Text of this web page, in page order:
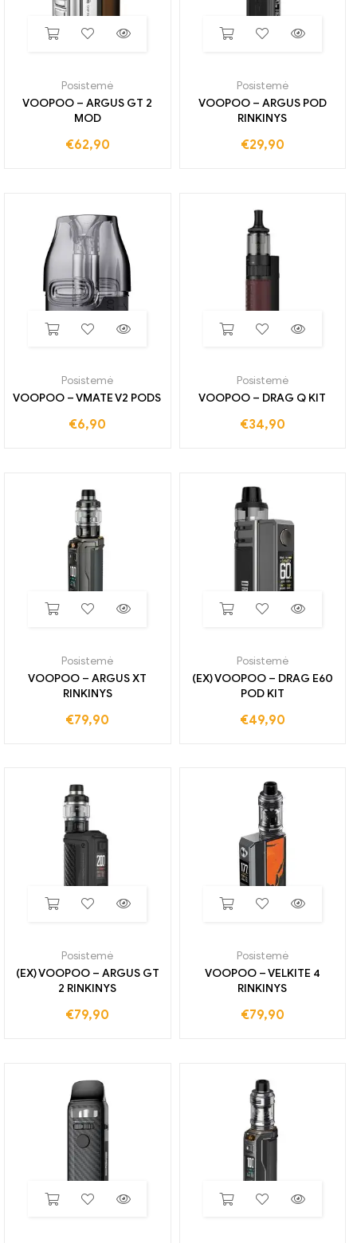
Posistemė
VOOPOO – ARGUS GT 2
MOD
€62,90
Posistemė
VOOPOO – ARGUS POD
RINKINYS
€29,90
Posistemė
VOOPOO – VMATE V2 PODS
€6,90
Posistemė
VOOPOO – DRAG Q KIT
€34,90
Posistemė
VOOPOO – ARGUS XT
RINKINYS
€79,90
Posistemė
(EX) VOOPOO – DRAG E60
POD KIT
€49,90
Posistemė
(EX) VOOPOO – ARGUS GT
2 RINKINYS
€79,90
Posistemė
VOOPOO – VELKITE 4
RINKINYS
€79,90